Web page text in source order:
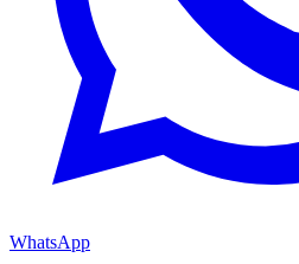
WhatsApp